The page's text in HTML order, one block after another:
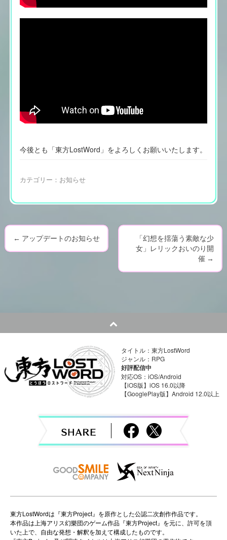
今後とも「東方LostWord」をよろしくお願いいたします。
カテゴリー： お知らせ
P
n
v
o
n
← アップデートのお知らせ
「幻想を揺蕩う素敵な少
女」レリックおいのり開
催 →
タイトル：東方LostWord
ジャンル：RPG
好評配信中
対応OS：iOS/Android
【iOS版】iOS 16.0以降
【GooglePlay版】Android 12.0以上
東方LostWordは『東方Project』を原作とした公認二次創作作品です。
本作品は上海アリス幻樂団のゲーム作品『東方Project』を元に、許可を頂
いた上で、自由な発想・解釈を加えて構成したものです。